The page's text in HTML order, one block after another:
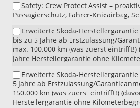
Virtual
Cockpit
nur
i.V.
mit
9,2"
Skoda
Navigation,
WIT)
Safety: Crew Protect Assist –
Passagierschutz, Fahrer-Knieairbag,
Erweiterte Skoda-
bis zu 5 Jahre ab Erstzulassung/
max. 100.000 km (was zuerst eintrifft!)
Jahre Herstellergarantie ohne
Erweiterte Skoda-
5 Jahre ab Erstzulassung/
150.000 km (was zuerst eintrifft!)
Herstellergarantie ohne